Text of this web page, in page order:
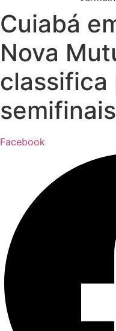
Cuiabá
Nova
classifica
semifinais
Facebook